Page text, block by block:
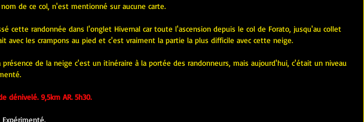
nom de ce col, n'est mentionné sur aucune carte.
cette randonnée dans l'onglet Hivernal car toute l'ascension depuis le col de Forato, jusqu'au collet
avec les crampons au pied et c'est vraiment la partie la plus difficile avec cette neige.
présence de la neige c'est un itinéraire à la portée des randonneurs, mais aujourd'hui, c'était un niveau
dénivelé. 9,5km AR. 5h30.
Expérimenté.